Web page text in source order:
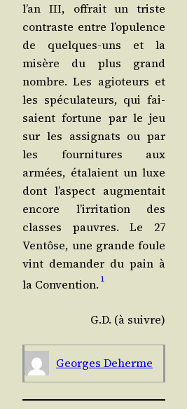
l’an III, offrait un triste
contraste entre l’o­pu­lence
de quelques-uns et la
misère du plus grand
nombre. Les agio­teurs et
les spé­cu­la­teurs, qui fai­
saient for­tune par le jeu
sur les assi­gnats ou par
les four­ni­tures aux
armées, éta­laient un luxe
dont l’as­pect aug­men­tait
encore l’ir­ri­ta­tion des
classes pauvres. Le 27
Ven­tôse, une grande foule
vint deman­der du pain à
la Conven­tion. 1
G.D. (à suivre)
Georges Deherme